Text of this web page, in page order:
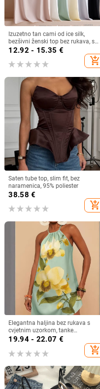
Izuzetno tan cami od ice silk,
bezšivni ženski top bez rukava, s
stražnjim remenom, udoban i uski
12.92 - 15.35 €
add_shopping_cart
Saten tube top, slim fit, bez
naramenica, 95% poliester
38.58 €
add_shopping_cart
Elegantna haljina bez rukava s
cvjetnim uzorkom, tanke
naramenice i detalj vezivanja, mini
svakodnevno nošenje
19.94 - 22.07 €
add_shopping_cart